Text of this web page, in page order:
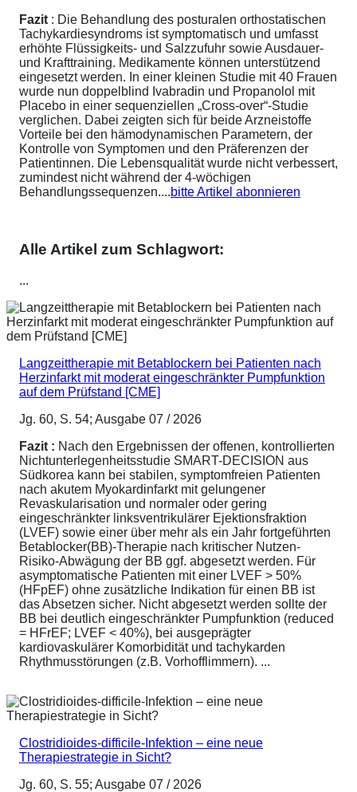
Fazit : Die Behandlung des posturalen orthostatischen
Tachykardiesyndroms ist symptomatisch und umfasst
erhöhte Flüssigkeits- und Salzzufuhr sowie Ausdauer-
und Krafttraining. Medikamente können unterstützend
eingesetzt werden. In einer kleinen Studie mit 40 Frauen
wurde nun doppelblind Ivabradin und Propanolol mit
Placebo in einer sequenziellen „Cross-over“-Studie
verglichen. Dabei zeigten sich für beide Arzneistoffe
Vorteile bei den hämodynamischen Parametern, der
Kontrolle von Symptomen und den Präferenzen der
Patientinnen. Die Lebensqualität wurde nicht verbessert,
zumindest nicht während der 4-wöchigen
Behandlungssequenzen....bitte Artikel abonnieren
Alle Artikel zum Schlagwort:
...
Langzeittherapie mit Betablockern bei Patienten nach
Herzinfarkt mit moderat eingeschränkter Pumpfunktion
auf dem Prüfstand [CME]
Jg. 60, S. 54; Ausgabe 07 / 2026
Fazit : Nach den Ergebnissen der offenen, kontrollierten
Nichtunterlegenheitsstudie SMART-DECISION aus
Südkorea kann bei stabilen, symptomfreien Patienten
nach akutem Myokardinfarkt mit gelungener
Revaskularisation und normaler oder gering
eingeschränkter linksventrikulärer Ejektionsfraktion
(LVEF) sowie einer über mehr als ein Jahr fortgeführten
Betablocker(BB)-Therapie nach kritischer Nutzen-
Risiko-Abwägung der BB ggf. abgesetzt werden. Für
asymptomatische Patienten mit einer LVEF > 50%
(HFpEF) ohne zusätzliche Indikation für einen BB ist
das Absetzen sicher. Nicht abgesetzt werden sollte der
BB bei deutlich eingeschränkter Pumpfunktion (reduced
= HFrEF; LVEF < 40%), bei ausgeprägter
kardiovaskulärer Komorbidität und tachykarden
Rhythmusstörungen (z.B. Vorhofflimmern). ...
Clostridioides-difficile-Infektion – eine neue
Therapiestrategie in Sicht?
Jg. 60, S. 55; Ausgabe 07 / 2026